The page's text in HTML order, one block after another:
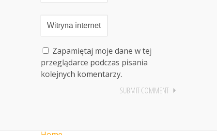
Zapamiętaj moje dane w tej
przeglądarce podczas pisania
kolejnych komentarzy.